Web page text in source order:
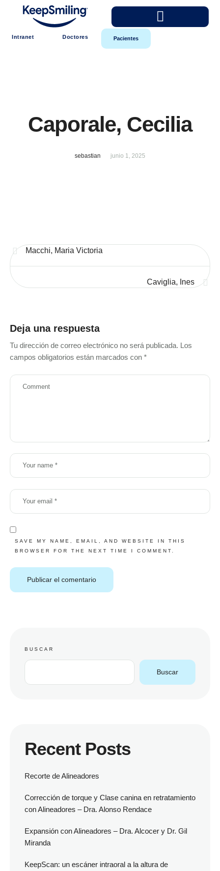
Intranet Doctores Pacientes
Caporale, Cecilia
sebastian junio 1, 2025
Macchi, Maria Victoria
Caviglia, Ines
Deja una respuesta
Tu dirección de correo electrónico no será publicada. Los
campos obligatorios están marcados con *
SAVE MY NAME, EMAIL, AND WEBSITE IN THIS
BROWSER FOR THE NEXT TIME I COMMENT.
BUSCAR
Buscar
Recent Posts
Recorte de Alineadores
Corrección de torque y Clase canina en retratamiento
con Alineadores – Dra. Alonso Rendace
Expansión con Alineadores – Dra. Alcocer y Dr. Gil
Miranda
KeepScan: un escáner intraoral a la altura de